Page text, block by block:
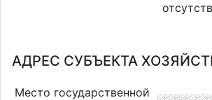
АДРЕС СУБЪЕКТА
Место государственной